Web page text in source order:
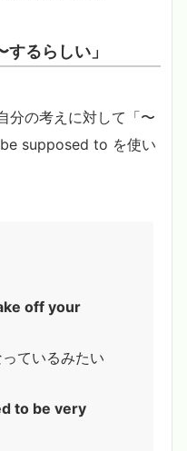
るらしい」
分の考えに対して「〜
supposed to を使い
off your
ているみたい
to be very